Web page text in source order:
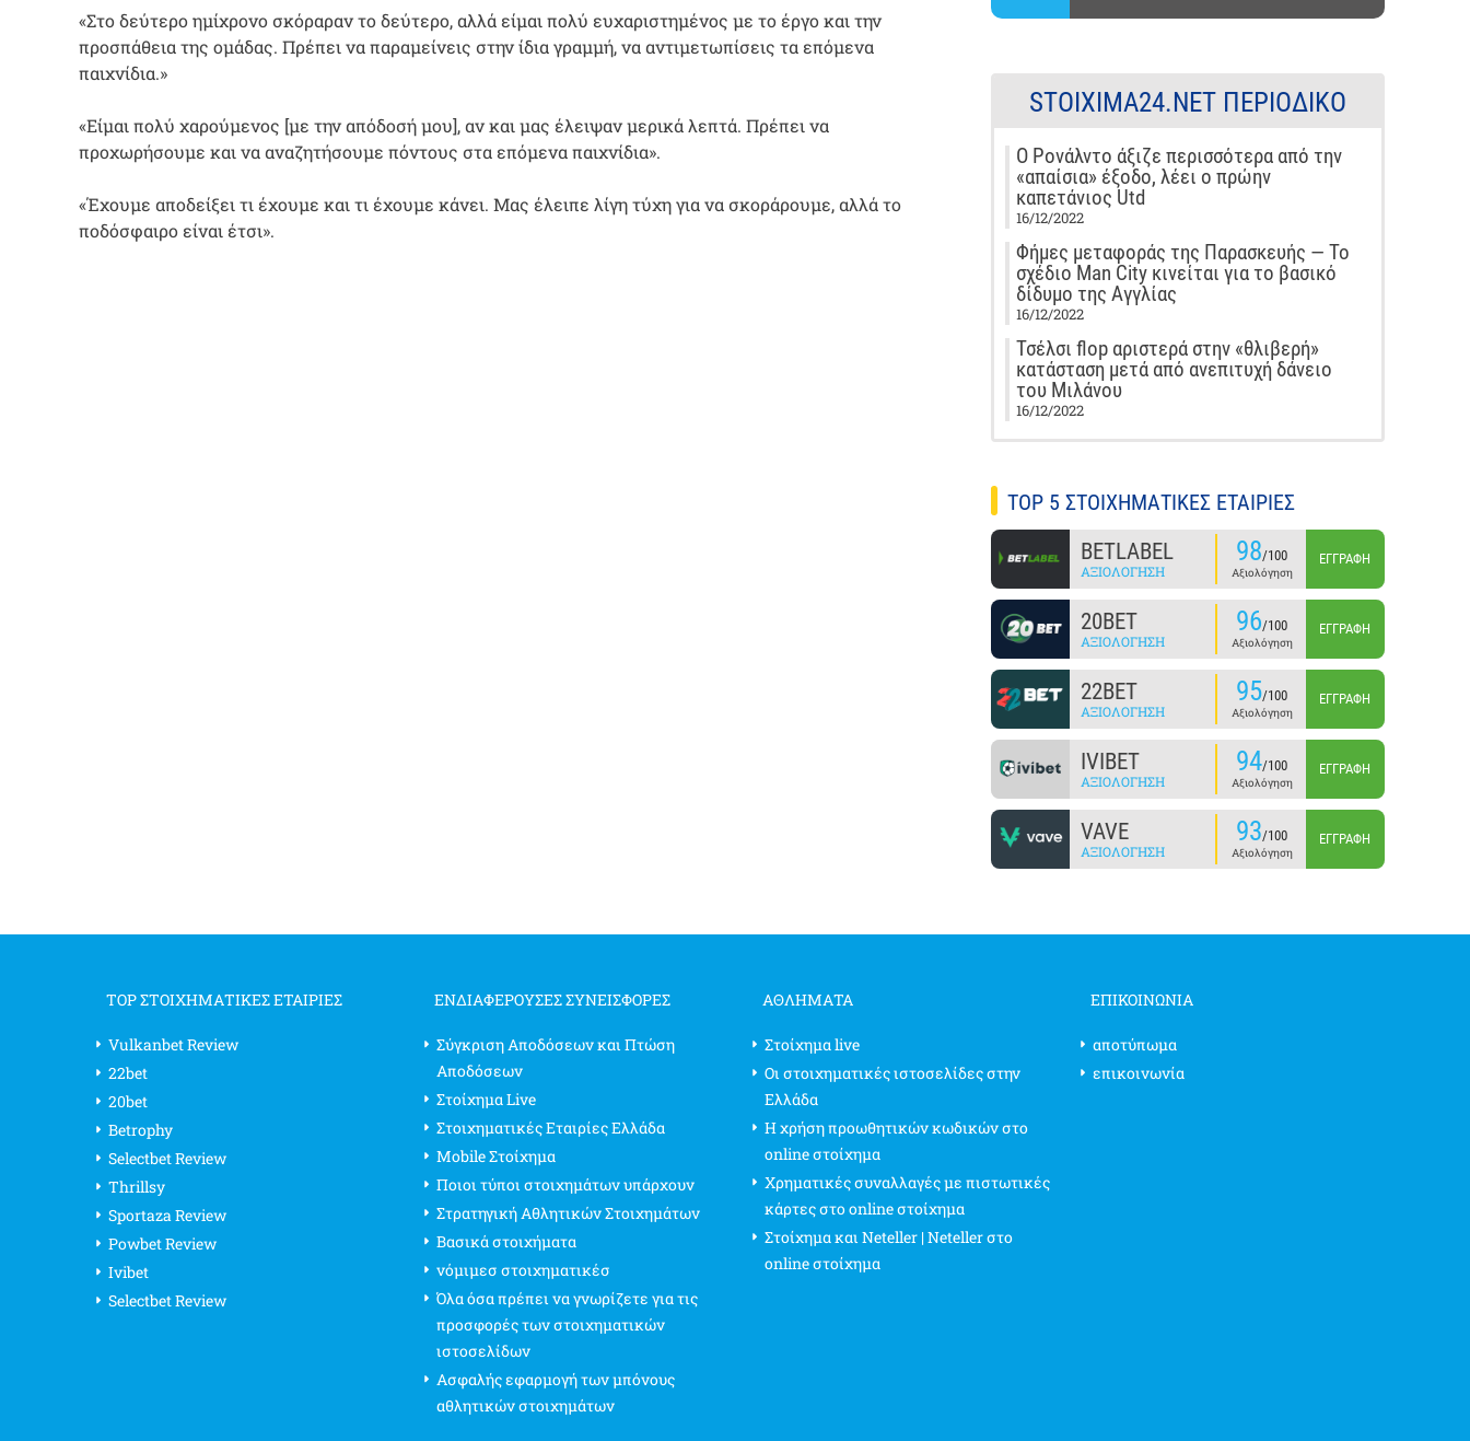
«Στο δεύτερο ημίχρονο σκόραραν το δεύτερο, αλλά είμαι πολύ ευχαριστημένος με το έργο και την
προσπάθεια της ομάδας. Πρέπει να παραμείνεις στην ίδια γραμμή, να αντιμετωπίσεις τα επόμενα
παιχνίδια.»
«Είμαι πολύ χαρούμενος [με την απόδοσή μου], αν και μας έλειψαν μερικά λεπτά. Πρέπει να
προχωρήσουμε και να αναζητήσουμε πόντους στα επόμενα παιχνίδια».
«Έχουμε αποδείξει τι έχουμε και τι έχουμε κάνει. Μας έλειπε λίγη τύχη για να σκοράρουμε, αλλά το
ποδόσφαιρο είναι έτσι».
STOIXIMA24.NET ΠΕΡΙΟΔΙΚΌ
Ο Ρονάλντο άξιζε περισσότερα από την
«απαίσια» έξοδο, λέει ο πρώην
καπετάνιος Utd
16/12/2022
Φήμες μεταφοράς της Παρασκευής — Το
σχέδιο Man City κινείται για το βασικό
δίδυμο της Αγγλίας
16/12/2022
Τσέλσι flop αριστερά στην «θλιβερή»
κατάσταση μετά από ανεπιτυχή δάνειο
του Μιλάνου
16/12/2022
TOP 5 ΣΤΟΙΧΗΜΑΤΙΚΕΣ ΕΤΑΙΡΙΕΣ
BETLABEL
ΑΞΙΟΛΌΓΗΣΗ
98/100
Αξιολόγηση
ΕΓΓΡΑΦΉ
20BET
ΑΞΙΟΛΌΓΗΣΗ
96/100
Αξιολόγηση
ΕΓΓΡΑΦΉ
22BET
ΑΞΙΟΛΌΓΗΣΗ
95/100
Αξιολόγηση
ΕΓΓΡΑΦΉ
IVIBET
ΑΞΙΟΛΌΓΗΣΗ
94/100
Αξιολόγηση
ΕΓΓΡΑΦΉ
VAVE
ΑΞΙΟΛΌΓΗΣΗ
93/100
Αξιολόγηση
ΕΓΓΡΑΦΉ
TOP ΣΤΟΙΧΗΜΑΤΙΚΕΣ ΕΤΑΙΡΙΕΣ
Vulkanbet Review
22bet
20bet
Betrophy
Selectbet Review
Thrillsy
Sportaza Review
Powbet Review
Ivibet
Selectbet Review
ΕΝΔΙΑΦΈΡΟΥΣΕΣ ΣΥΝΕΙΣΦΟΡΈΣ
Σύγκριση Αποδόσεων και Πτώση
Αποδόσεων
Στοίχημα Live
Στοιχηματικές Εταιρίες Ελλάδα
Mobile Στοίχημα
Ποιοι τύποι στοιχημάτων υπάρχουν
Στρατηγική Αθλητικών Στοιχημάτων
Βασικά στοιχήματα
νόμιμεσ στοιχηματικέσ
Όλα όσα πρέπει να γνωρίζετε για τις
προσφορές των στοιχηματικών
ιστοσελίδων
Ασφαλής εφαρμογή των μπόνους
αθλητικών στοιχημάτων
ΑΘΛΗΜΑΤΑ
Στοίχημα live
Οι στοιχηματικές ιστοσελίδες στην
Ελλάδα
Η χρήση προωθητικών κωδικών στο
online στοίχημα
Χρηματικές συναλλαγές με πιστωτικές
κάρτες στο online στοίχημα
Στοίχημα και Neteller | Neteller στο
online στοίχημα
ΕΠΙΚΟΙΝΩΝΊΑ
αποτύπωμα
επικοινωνία